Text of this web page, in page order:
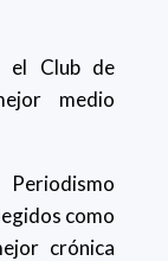
el Club de
medio
como
crónica